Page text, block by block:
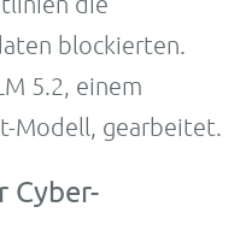
blockierten.
5.2, einem
Modell, gearbeitet.
Cyber-